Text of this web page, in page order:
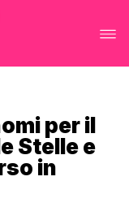
per il
Stelle e
in